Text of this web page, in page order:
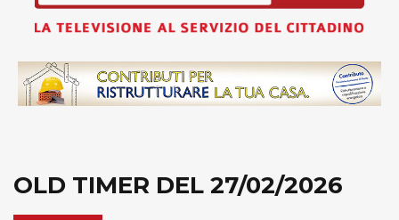
OLD TIMER DEL 27/02/2026